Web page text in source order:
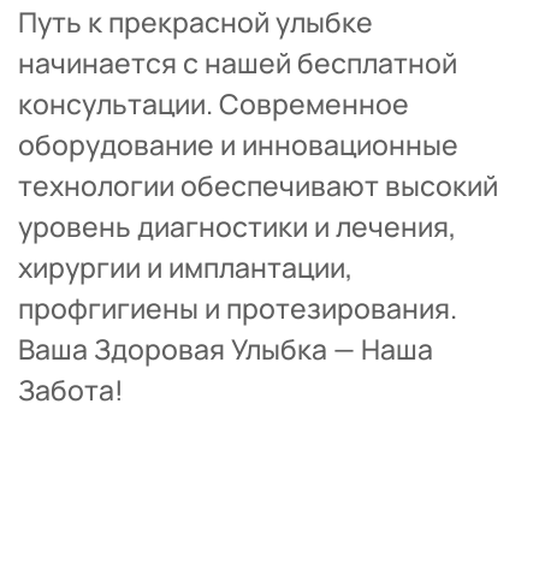
Путь к прекрасной улыбке
начинается с нашей бесплатной
консультации. Современное
оборудование и инновационные
технологии обеспечивают высокий
уровень диагностики и лечения,
хирургии и имплантации,
профгигиены и протезирования.
Ваша Здоровая Улыбка — Наша
Забота!